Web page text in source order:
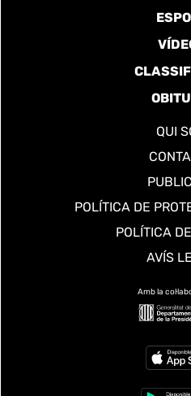
QUI
POLÍTICA DE
POLÍTICA
AVÍS
Amb la